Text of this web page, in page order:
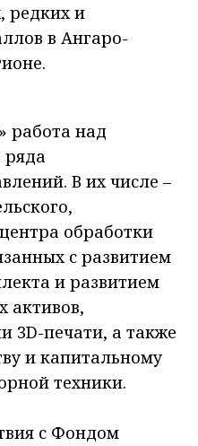
редких и
в Ангаро-
работа над
ряда
В их числе –
обработки
с развитием
и развитием
активов,
3D-печати, а также
и капитальному
техники.
с Фондом